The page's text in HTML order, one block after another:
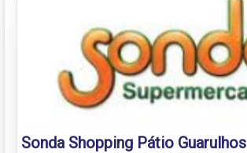
Sonda Shopping Pátio Guarulhos